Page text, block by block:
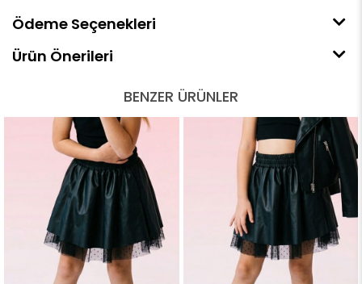
Ödeme Seçenekleri
Ürün Önerileri
BENZER ÜRÜNLER